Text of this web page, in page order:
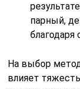
парный,
На выбор
влияет